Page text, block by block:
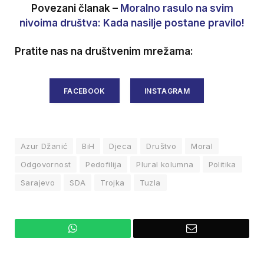
Povezani članak – Moralno rasulo na svim
nivoima društva: Kada nasilje postane pravilo!
Pratite nas na društvenim mrežama:
FACEBOOK INSTAGRAM
Azur Džanić BiH Djeca Društvo
Moral
Odgovornost
Pedofilija Plural kolumna
Politika
Sarajevo
SDA Trojka Tuzla
WhatsApp Email